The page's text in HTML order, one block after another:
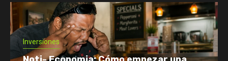
Economía: Noticias Emprendimiento y Negocios
Finanzas: Noticias y Consejos Inversiones